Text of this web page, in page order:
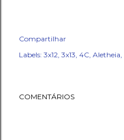
Compartilhar
Labels: 3x12 3x13 4C Aletheia
COMENTÁRIOS